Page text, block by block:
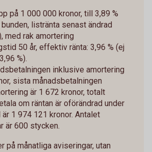
på 1 000 000 kronor, till 3,89 %
listränta senast ändrad
med rak amortering
50 år, effektiv ränta: 3,96 % (ej
%).
inklusive amortering
sista månadsbetalningen
är 1 672 kronor, totalt
om räntan är oförändrad under
1 974 121 kronor. Antalet
är 600 stycken.
på månatliga aviseringar, utan